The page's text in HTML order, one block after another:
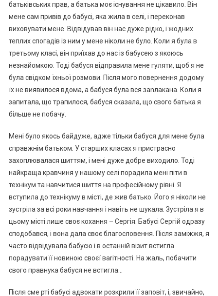
батьківських прав, а батька моє існування не цікавило. Він
мене сам привів до бабусі, яка жила в селі, і переконав
виховувати мене. Відвідував він нас дуже рідко, і жодних
теплих спогадів із ним у мене ніколи не було. Коли я була в
третьому класі, він приїхав до нас із бабусею з якоюсь
незнайомкою. Тоді бабуся відправила мене гуляти, щоб я не
була свідком їхньої розмови. Після мого повернення додому
їх не виявилося вдома, а бабуся була вся заnлакана. Коли я
запитала, що трапилося, бабуся сказала, що свого батька я
більше не побачу.
Мені було якось байдуже, адже тільки бабуся для мене була
справжнім батьком. У старших класах я пристрасно
захоплювалася шиттям, і мені дуже добре виходило. Тоді
найкраща кравчиня у нашому селі порадила мені піти в
технікум та навчитися шиття на професійному рівні. Я
вступила до технікуму в місті, де жив батько. Його я ніколи не
зустріла за всі роки навчання і навіть не шукала. Зустріла я в
цьому місті лише своє кохання – Сергія. Бабусі Сергій одразу
сподобався, і вона дала своє благословення. Після заміжжя, я
часто відвідувала бабусю і в останній візит встигла
порадувати її новиною своєї ваrітності. На жаль, побачити
свого правнука бабуся не встигла…
Після сме рті бабусі адвокати розкрили її заповіт, і, звичайно,